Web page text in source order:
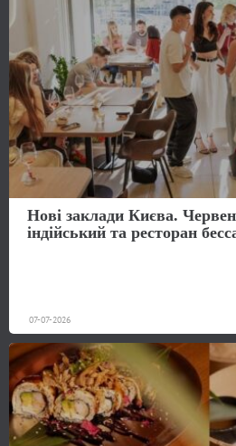
Нові заклади Києва.
індійський та ресторан
07-07-2026